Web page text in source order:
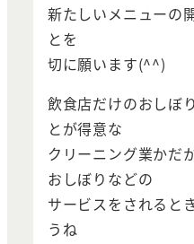
新たしいメニューの
とを
切に願います(^^)
飲食店だけのおしぼ
とが得意な
クリーニング業かだ
おしぼりなどの
サービスをされると
うね